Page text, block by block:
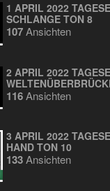
1 APRIL 2022
SCHLANGE TON 8
107Ansichten
2 APRIL 2022
116Ansichten
3 APRIL 2022
HAND TON 10
133Ansichten